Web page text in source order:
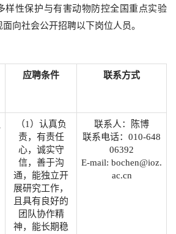
样性保护与有害动物防控全国重点实验
向社会公开招聘以下岗位人员。
应聘条件 联系方式
（1）认真负
责，有责任
心，诚实守
信，善于沟
通，能独立开
展研究工作，
且具有良好的
团队协作精
神，能长期稳
联系人：陈博
联系电话：010-648
06392
E-mail: bochen@ioz.
ac.cn